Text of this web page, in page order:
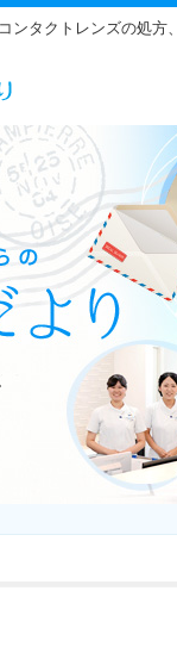
タクトレンズの処